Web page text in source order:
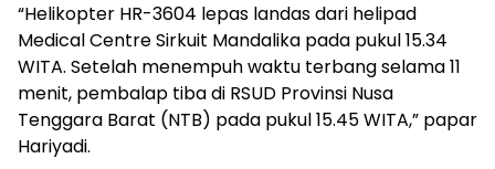
“Helikopter HR-3604 lepas landas dari helipad
Medical Centre Sirkuit Mandalika pada pukul 15.34
WITA. Setelah menempuh waktu terbang selama 11
menit, pembalap tiba di RSUD Provinsi Nusa
Tenggara Barat (NTB) pada pukul 15.45 WITA,” papar
Hariyadi.